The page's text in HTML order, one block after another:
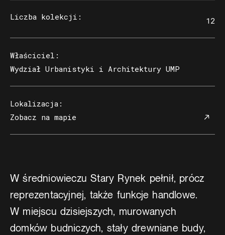
Liczba kolekcji : 12
Właściciel :
Wydział Urbanistyki i Architektury UMP
Lokalizacja :
Zobacz na mapie
W średniowieczu Stary Rynek pełnił, prócz
reprezentacyjnej, także funkcje handlowe.
W miejscu dzisiejszych, murowanych
domków budniczych, stały drewniane budy,